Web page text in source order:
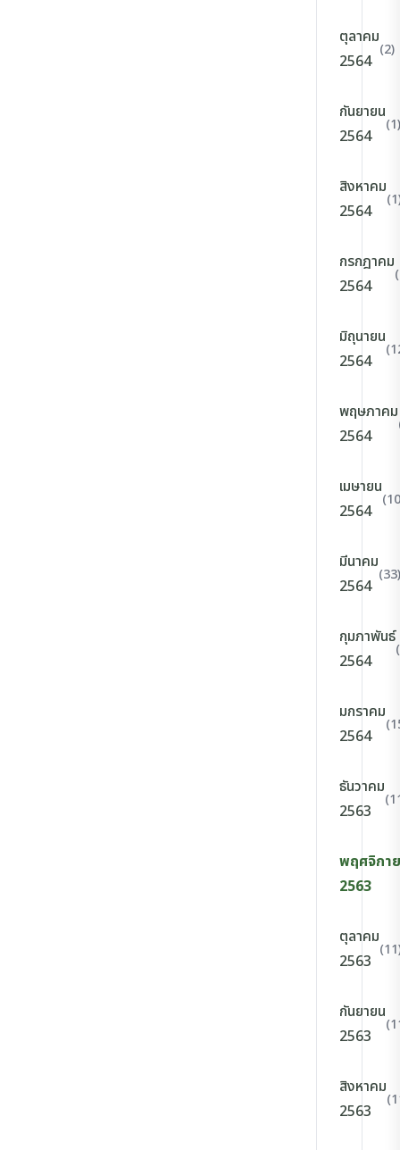
ตุลาคม
2564
(2)
กันยายน
2564
(1)
สิงหาคม
2564
กรกฎาคม
2564
มิถุนายน
2564
พฤษภาคม
2564
เมษายน
2564
มีนาคม
2564
(33)
กุมภาพันธ์
2564
มกราคม
2564
ธันวาคม
2563
พฤศจิกา
2563
ตุลาคม
2563
กันยายน
2563
สิงหาคม
2563